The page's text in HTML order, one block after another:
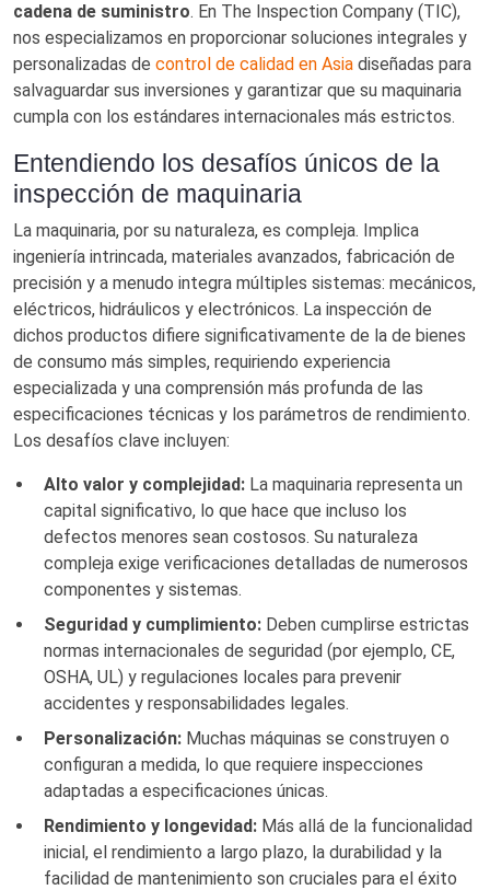
cadena de suministro. En The Inspection Company (TIC),
nos especializamos en proporcionar soluciones integrales y
personalizadas de control de calidad en Asia diseñadas para
salvaguardar sus inversiones y garantizar que su maquinaria
cumpla con los estándares internacionales más estrictos.
Entendiendo los desafíos únicos de la
inspección de maquinaria
La maquinaria, por su naturaleza, es compleja. Implica
ingeniería intrincada, materiales avanzados, fabricación de
precisión y a menudo integra múltiples sistemas: mecánicos,
eléctricos, hidráulicos y electrónicos. La inspección de
dichos productos difiere significativamente de la de bienes
de consumo más simples, requiriendo experiencia
especializada y una comprensión más profunda de las
especificaciones técnicas y los parámetros de rendimiento.
Los desafíos clave incluyen:
Alto valor y complejidad: La maquinaria representa un
capital significativo, lo que hace que incluso los
defectos menores sean costosos. Su naturaleza
compleja exige verificaciones detalladas de numerosos
componentes y sistemas.
Seguridad y cumplimiento: Deben cumplirse estrictas
normas internacionales de seguridad (por ejemplo, CE,
OSHA, UL) y regulaciones locales para prevenir
accidentes y responsabilidades legales.
Personalización: Muchas máquinas se construyen o
configuran a medida, lo que requiere inspecciones
adaptadas a especificaciones únicas.
Rendimiento y longevidad: Más allá de la funcionalidad
inicial, el rendimiento a largo plazo, la durabilidad y la
facilidad de mantenimiento son cruciales para el éxito